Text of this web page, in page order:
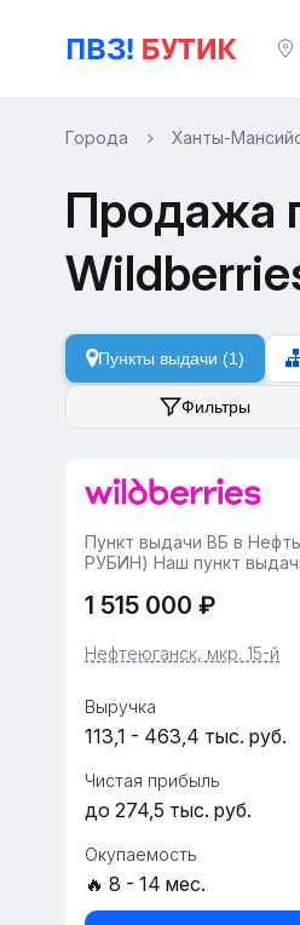
Города Ханты-
Продажа
Пункты выдачи (1)
Фильтры
Пункт выдачи ВБ в
РУБИН) Наш пункт выдачи в ТЦ
года, занимает площадь
в удобном месте на 15
дом 20. Зд...
1 515 000 ₽
Нефтеюганск, мкр. 15-й
Выручка
113,1 - 463,4 тыс. руб.
Чистая прибыль
до 274,5 тыс. руб.
Окупаемость
🔥 8 - 14 мес.